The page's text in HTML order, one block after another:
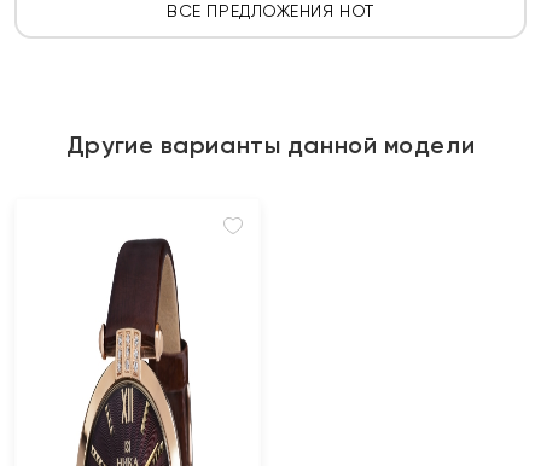
ВСЕ ПРЕДЛОЖЕНИЯ HOT
Другие варианты данной модели